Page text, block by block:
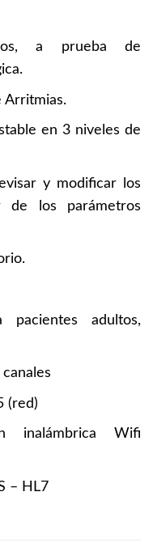
a prueba de
Arritmias.
en 3 niveles de
y modificar los
de los parámetros
pacientes adultos,
(red)
inalámbrica Wifi
– HL7